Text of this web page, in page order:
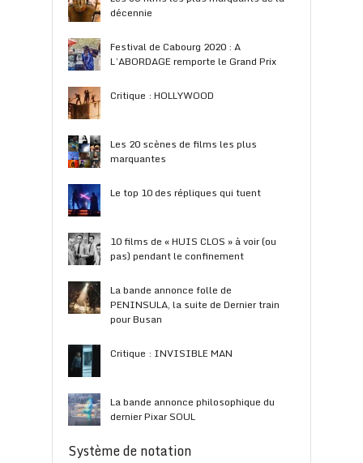
décennie
Festival de Cabourg 2020 : A
L’ABORDAGE remporte le Grand Prix
Critique : HOLLYWOOD
Les 20 scènes de films les plus
marquantes
Le top 10 des répliques qui tuent
10 films de « HUIS CLOS » à voir (ou
pas) pendant le confinement
La bande annonce folle de
PENINSULA, la suite de Dernier train
pour Busan
Critique : INVISIBLE MAN
La bande annonce philosophique du
dernier Pixar SOUL
Système de notation